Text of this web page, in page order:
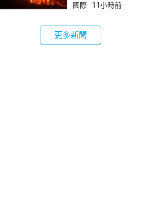
狀態
國際 11小時前
更多新聞